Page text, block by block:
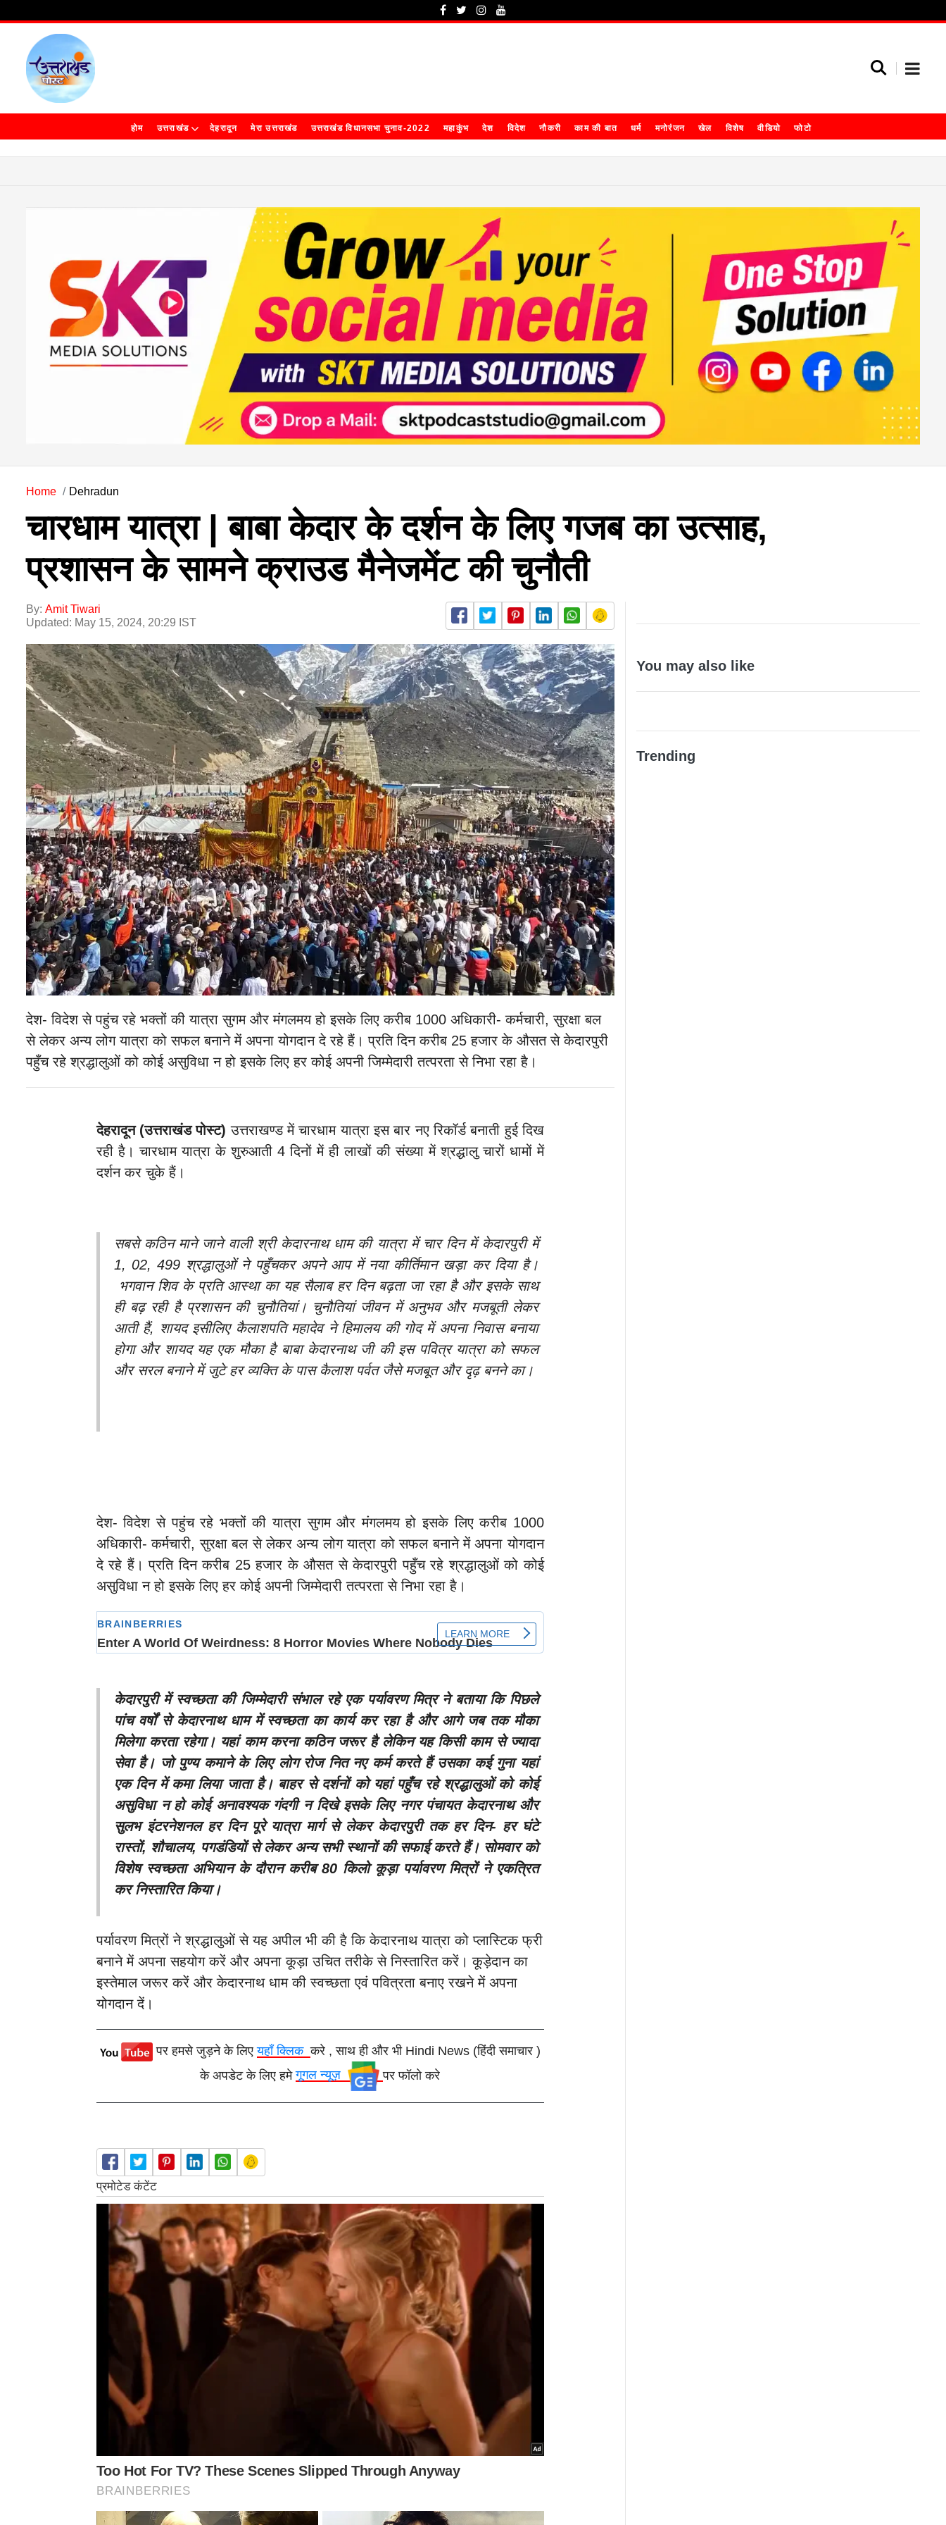
होम उत्तराखंड देहरादून मेरा उत्तराखंड उत्तराखंड विधानसभा चुनाव-2022 महाकुंभ देश विदेश नौकरी काम की बात धर्म मनोरंजन खेल विशेष वीडियो फोटो
Home Dehradun
चारधाम यात्रा | बाबा केदार के दर्शन के लिए गजब का उत्साह,
प्रशासन के सामने क्राउड मैनेजमेंट की चुनौती
By: Amit Tiwari
Updated: May 15, 2024, 20:29 IST
देश- विदेश से पहुंच रहे भक्तों की यात्रा सुगम और मंगलमय हो इसके लिए करीब 1000 अधिकारी- कर्मचारी, सुरक्षा बल
से लेकर अन्य लोग यात्रा को सफल बनाने में अपना योगदान दे रहे हैं। प्रति दिन करीब 25 हजार के औसत से केदारपुरी
पहुँच रहे श्रद्धालुओं को कोई असुविधा न हो इसके लिए हर कोई अपनी जिम्मेदारी तत्परता से निभा रहा है।
देहरादून (उत्तराखंड पोस्ट)उत्तराखण्ड में चारधाम यात्रा इस बार नए रिकॉर्ड बनाती हुई दिख
रही है। चारधाम यात्रा के शुरुआती 4 दिनों में ही लाखों की संख्या में श्रद्धालु चारों धामों में
दर्शन कर चुके हैं।
सबसे कठिन माने जाने वाली श्री केदारनाथ धाम की यात्रा में चार दिन में केदारपुरी में
1, 02, 499 श्रद्धालुओं ने पहुँचकर अपने आप में नया कीर्तिमान खड़ा कर दिया है।
भगवान शिव के प्रति आस्था का यह सैलाब हर दिन बढ़ता जा रहा है और इसके साथ
ही बढ़ रही है प्रशासन की चुनौतियां। चुनौतियां जीवन में अनुभव और मजबूती लेकर
आती हैं, शायद इसीलिए कैलाशपति महादेव ने हिमालय की गोद में अपना निवास बनाया
होगा और शायद यह एक मौका है बाबा केदारनाथ जी की इस पवित्र यात्रा को सफल
और सरल बनाने में जुटे हर व्यक्ति के पास कैलाश पर्वत जैसे मजबूत और दृढ़ बनने का।
देश- विदेश से पहुंच रहे भक्तों की यात्रा सुगम और मंगलमय हो इसके लिए करीब 1000
अधिकारी- कर्मचारी, सुरक्षा बल से लेकर अन्य लोग यात्रा को सफल बनाने में अपना योगदान
दे रहे हैं। प्रति दिन करीब 25 हजार के औसत से केदारपुरी पहुँच रहे श्रद्धालुओं को कोई
असुविधा न हो इसके लिए हर कोई अपनी जिम्मेदारी तत्परता से निभा रहा है।
केदारपुरी में स्वच्छता की जिम्मेदारी संभाल रहे एक पर्यावरण मित्र ने बताया कि पिछले
पांच वर्षों से केदारनाथ धाम में स्वच्छता का कार्य कर रहा है और आगे जब तक मौका
मिलेगा करता रहेगा। यहां काम करना कठिन जरूर है लेकिन यह किसी काम से ज्यादा
सेवा है। जो पुण्य कमाने के लिए लोग रोज नित नए कर्म करते हैं उसका कई गुना यहां
एक दिन में कमा लिया जाता है। बाहर से दर्शनों को यहां पहुँच रहे श्रद्धालुओं को कोई
असुविधा न हो कोई अनावश्यक गंदगी न दिखे इसके लिए नगर पंचायत केदारनाथ और
सुलभ इंटरनेशनल हर दिन पूरे यात्रा मार्ग से लेकर केदारपुरी तक हर दिन- हर घंटे
रास्तों, शौचालय, पगडंडियों से लेकर अन्य सभी स्थानों की सफाई करते हैं। सोमवार को
विशेष स्वच्छता अभियान के दौरान करीब 80 किलो कूड़ा पर्यावरण मित्रों ने एकत्रित
कर निस्तारित किया।
पर्यावरण मित्रों ने श्रद्धालुओं से यह अपील भी की है कि केदारनाथ यात्रा को प्लास्टिक फ्री
बनाने में अपना सहयोग करें और अपना कूड़ा उचित तरीके से निस्तारित करें। कूड़ेदान का
इस्तेमाल जरूर करें और केदारनाथ धाम की स्वच्छता एवं पवित्रता बनाए रखने में अपना
योगदान दें।
पर हमसे जुड़ने के लिएयहाँ क्लिककरे , साथ ही और भी Hindi News (हिंदी समाचार )
के अपडेट के लिए हमेगूगल न्यूज़ पर फॉलो करे
You may also like
Trending